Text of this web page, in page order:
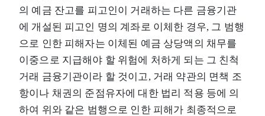
의 예금 잔고를 피고인이 거래하는 다른 금융기관
에 개설된 피고인 명의 계좌로 이체한 경우, 그 범행
으로 인한 피해자는 이체된 예금 상당액의 채무를
이중으로 지급해야 할 위험에 처하게 되는 그 친척
거래 금융기관이라 할 것이고, 거래 약관의 면책 조
항이나 채권의 준점유자에 대한 법리 적용 등에 의
하여 위와 같은 범행으로 인한 피해가 최종적으로